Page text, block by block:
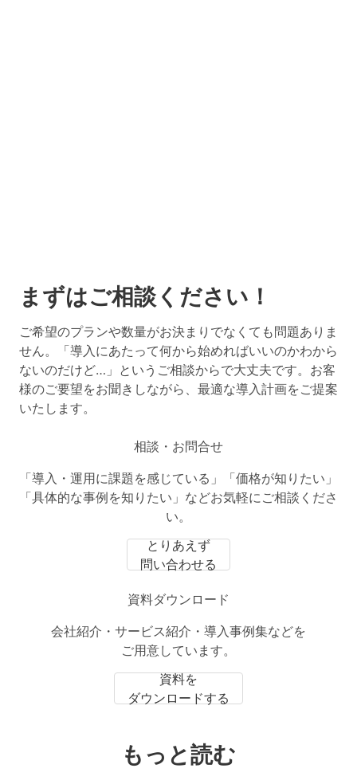
まずはご相談ください！
ご希望のプランや数量がお決まりでなくても問題ありま
せん。「導入にあたって何から始めればいいのかわから
ないのだけど…」というご相談からで大丈夫です。お客
様のご要望をお聞きしながら、最適な導入計画をご提案
いたします。
相談・お問合せ
「導入・運用に課題を感じている」「価格が知りたい」
「具体的な事例を知りたい」などお気軽にご相談くださ
い。
とりあえず
問い合わせる
資料ダウンロード
会社紹介・サービス紹介・導入事例集などを
ご用意しています。
資料を
ダウンロードする
もっと読む